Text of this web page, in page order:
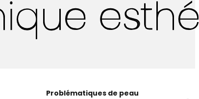
Problématiques de peau